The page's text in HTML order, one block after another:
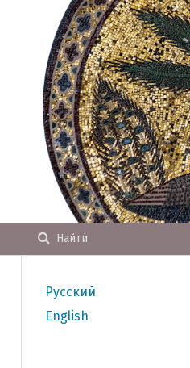
Найти
Русский
English